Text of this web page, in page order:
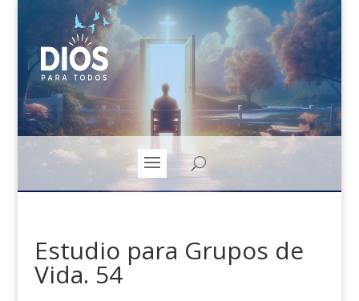
Estudio para Grupos de
Vida. 54